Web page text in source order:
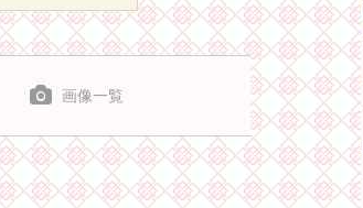
画像一覧